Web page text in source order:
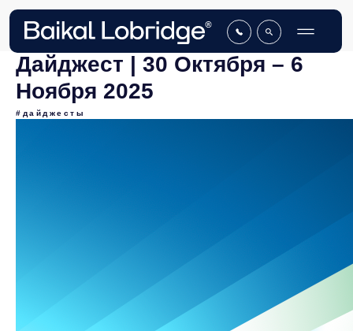
Дайджест | 30 Октября – 6
Ноября 2025
#дайджесты